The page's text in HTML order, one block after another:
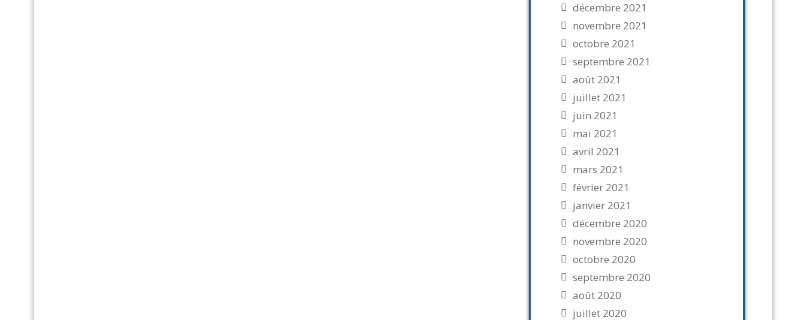
décembre 2021
novembre 2021
octobre 2021
septembre 2021
août 2021
juillet 2021
juin 2021
mai 2021
avril 2021
mars 2021
février 2021
janvier 2021
décembre 2020
novembre 2020
octobre 2020
septembre 2020
août 2020
juillet 2020